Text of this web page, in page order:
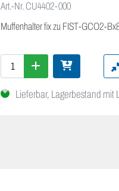
Art.-Nr.CU4402-000
Muffenhalter fix zu FIST-GCO2-
Lieferbar, Lagerbestand mit